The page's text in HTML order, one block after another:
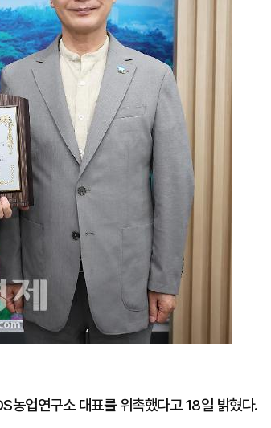
업연구소 대표를 위촉했다고 18일 밝혔다.